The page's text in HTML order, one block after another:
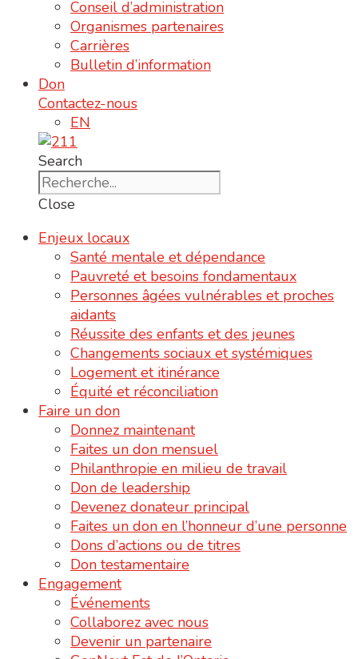
Conseil d’administration
Organismes partenaires
Carrières
Bulletin d’information
Don
Contactez-nous
EN
Search
Close
Enjeux locaux
Santé mentale et dépendance
Pauvreté et besoins fondamentaux
Personnes âgées vulnérables et proches
aidants
Réussite des enfants et des jeunes
Changements sociaux et systémiques
Logement et itinérance
Équité et réconciliation
Faire un don
Donnez maintenant
Faites un don mensuel
Philanthropie en milieu de travail
Don de leadership
Devenez donateur principal
Faites un don en l’honneur d’une personne
Dons d’actions ou de titres
Don testamentaire
Engagement
Événements
Collaborez avec nous
Devenir un partenaire